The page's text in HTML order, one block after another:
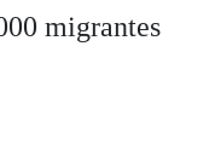
migrantes